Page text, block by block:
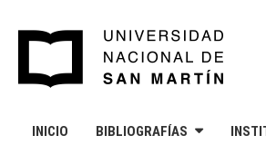
INICIO BIBLIOGRAFÍAS